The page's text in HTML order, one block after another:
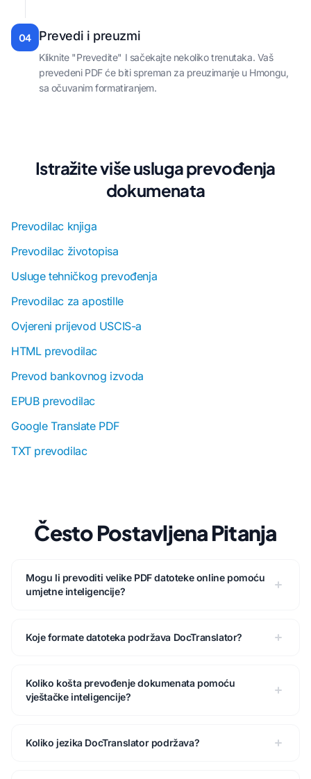
04 Prevedi i preuzmi
Kliknite "Prevedite" I sačekajte nekoliko trenutaka. Vaš
prevedeni PDF će biti spreman za preuzimanje u Hmongu,
sa očuvanim formatiranjem.
Istražite više usluga prevođenja
dokumenata
Prevodilac knjiga
Prevodilac životopisa
Usluge tehničkog prevođenja
Prevodilac za apostille
Ovjereni prijevod USCIS-a
HTML prevodilac
Prevod bankovnog izvoda
EPUB prevodilac
Google Translate PDF
TXT prevodilac
Često Postavljena Pitanja
Mogu li prevoditi velike PDF datoteke online pomoću
umjetne inteligencije?
Koje formate datoteka podržava DocTranslator?
Koliko košta prevođenje dokumenata pomoću
vještačke inteligencije?
Koliko jezika DocTranslator podržava?